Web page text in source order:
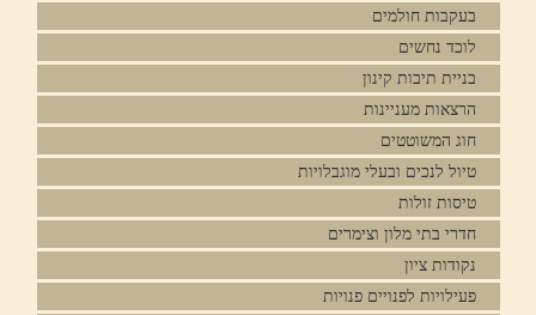
בעקבות חולמים
לוכד נחשים
בניית תיבות קינון
הרצאות מעניינות
חוג המשוטטים
טיול לנכים ובעלי מוגבלויות
טיסות זולות
חדרי בתי מלון וצימרים
נקודות ציון
פעילויות לפנויים פנויות